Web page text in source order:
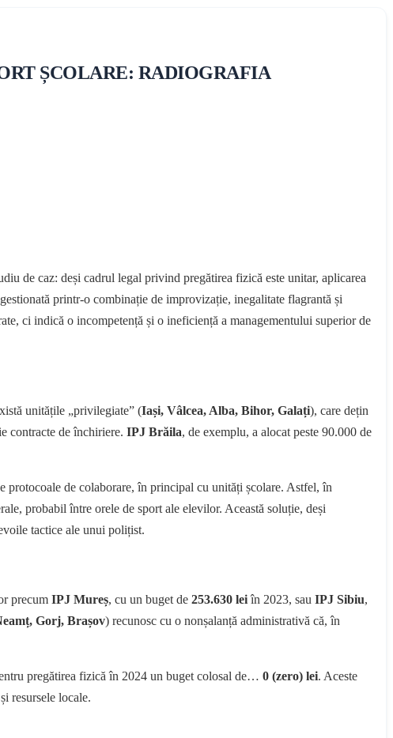
ȘCOLARE: RADIOGRAFIA
de caz: deși cadrul legal privind pregătirea fizică este unitar, aplicarea
printr-o combinație de improvizație, inegalitate flagrantă și
ci indică o incompetență și o ineficiență a managementului superior de
unitățile „privilegiate” (Iași, Vâlcea, Alba, Bihor, Galați), care dețin
contracte de închiriere. IPJ Brăila, de exemplu, a alocat peste 90.000 de
protocoale de colaborare, în principal cu unități școlare. Astfel, în
probabil între orele de sport ale elevilor. Această soluție, deși
tactice ale unui polițist.
precum IPJ Mureș, cu un buget de 253.630 leiîn 2023, sau IPJ Sibiu,
Gorj, Brașov) recunosc cu o nonșalanță administrativă că, în
pregătirea fizică în 2024 un buget colosal de… 0 (zero) lei. Aceste
resursele locale.